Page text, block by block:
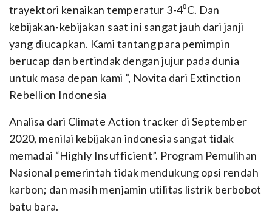
trayektori kenaikan temperatur 3-4⁰C. Dan
kebijakan-kebijakan saat ini sangat jauh dari janji
yang diucapkan. Kami tantang para pemimpin
berucap dan bertindak dengan jujur pada dunia
untuk masa depan kami ”, Novita dari Extinction
Rebellion Indonesia
Analisa dari Climate Action tracker di September
2020, menilai kebijakan indonesia sangat tidak
memadai “Highly Insufficient”. Program Pemulihan
Nasional pemerintah tidak mendukung opsi rendah
karbon; dan masih menjamin utilitas listrik berbobot
batu bara.